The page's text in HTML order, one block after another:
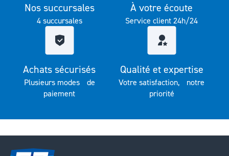
Nos succursales
4 succursales
À votre écoute
Service client 24h/24
Achats sécurisés
Plusieurs modes de
paiement
Qualité et expertise
Votre satisfaction, notre
priorité